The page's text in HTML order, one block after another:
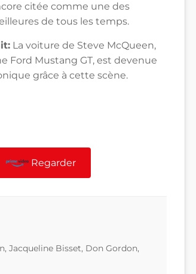
citée comme une des
de tous les temps.
La voiture de Steve McQueen,
Ford Mustang GT, est devenue
grâce à cette scène.
Regarder
Jacqueline Bisset, Don Gordon,